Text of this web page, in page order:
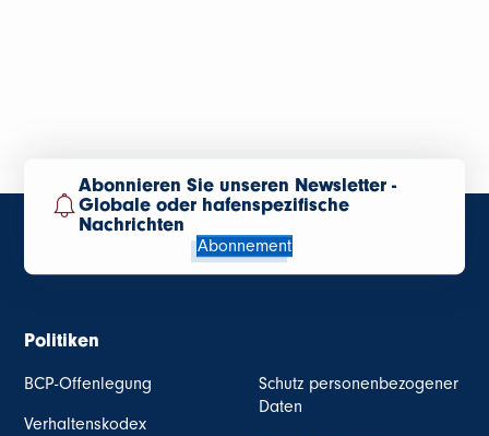
Abonnieren Sie unseren Newsletter -
Globale oder hafenspezifische
Nachrichten
Abonnement
Politiken
BCP-Offenlegung
Verhaltenskodex
Schutz personenbezogener
Daten